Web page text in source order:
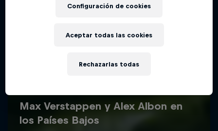
Configuración de cookies
Rechazarlas todas
Aceptar todas las cookies